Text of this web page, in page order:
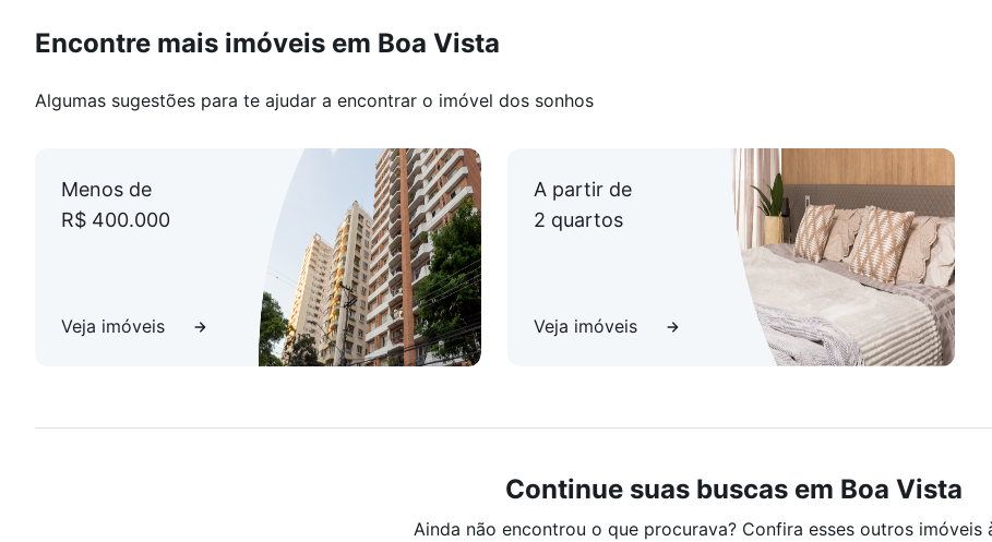
Encontre mais imóveis em Boa Vista
Algumas sugestões para te ajudar a encontrar o imóvel dos sonhos
Menos de
R$ 400.000
Veja imóveis
A partir de
2 quartos
Veja imóveis
Continue suas buscas em Boa Vista
Ainda não encontrou o que procurava? Confira esses outros imóveis